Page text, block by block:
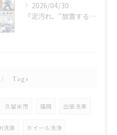
2026/04/30
「泥汚れ、“放置すると最強クラス”です😇」
Tags
久留米市 福岡 出張洗車
洗車 ホイール洗浄